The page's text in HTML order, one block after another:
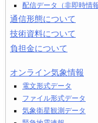
配信データ（非即時情報
通信形態について
技術資料について
負担金について
オンライン気象情報
電文形式データ
ファイル形式データ
気象衛星観測データ